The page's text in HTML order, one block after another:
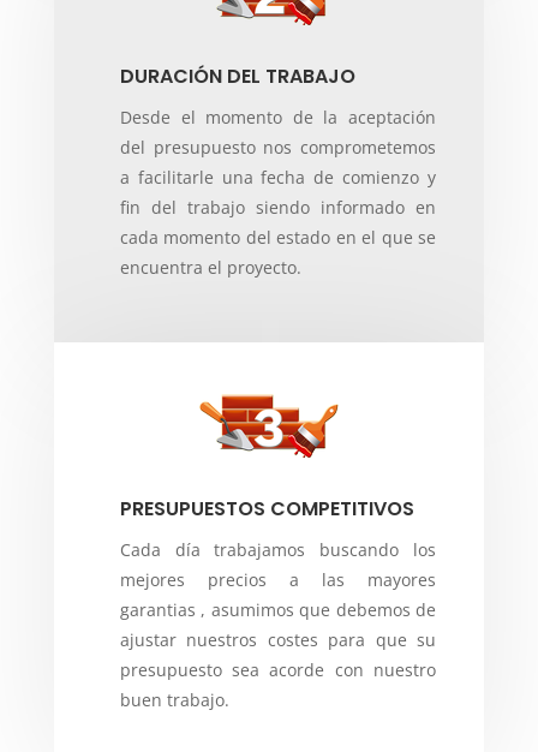
DURACIÓN DEL TRABAJO
Desde el momento de la aceptación
del presupuesto nos comprometemos
a facilitarle una fecha de comienzo y
fin del trabajo siendo informado en
cada momento del estado en el que se
encuentra el proyecto.
PRESUPUESTOS COMPETITIVOS
Cada día trabajamos buscando los
mejores precios a las mayores
garantias , asumimos que debemos de
ajustar nuestros costes para que su
presupuesto sea acorde con nuestro
buen trabajo.